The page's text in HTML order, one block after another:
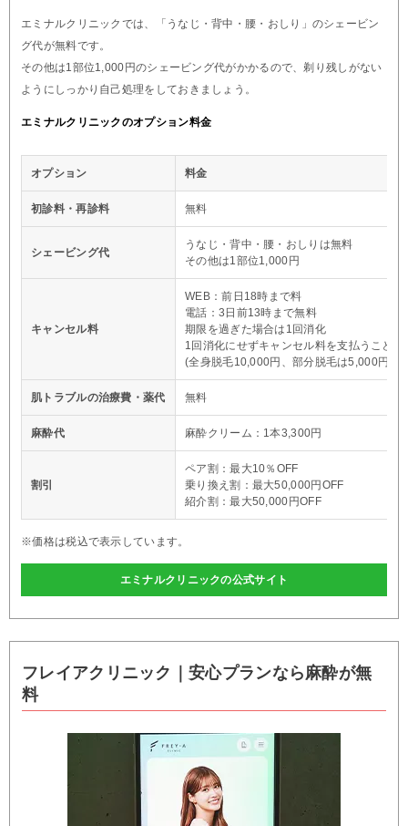
エミナルクリニックでは、「うなじ・背中・腰・おしり」のシェービン
グ代が無料です。
その他は1部位1,000円のシェービング代がかかるので、剃り残しがない
ようにしっかり自己処理をしておきましょう。
エミナルクリニックのオプション料金
オプション 料金
初診料・再診料 無料
シェービング代
うなじ・背中・腰・おしりは無料
その他は1部位1,000円
キャンセル料
WEB：前日18時まで料
電話：3日前13時まで無料
期限を過ぎた場合は1回消化
1回消化にせずキャンセル料を支払うことも
(全身脱毛10,000円、部分脱毛は5,000円)
肌トラブルの治療費・薬代 無料
麻酔代 麻酔クリーム：1本3,300円
割引
ペア割：最大10％OFF
乗り換え割：最大50,000円OFF
紹介割：最大50,000円OFF
※価格は税込で表示しています。
エミナルクリニックの公式サイト
フレイアクリニック｜安心プランなら麻酔が無
料